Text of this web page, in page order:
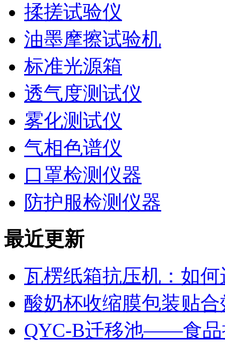
揉搓试验仪
油墨摩擦试验机
标准光源箱
透气度测试仪
雾化测试仪
气相色谱仪
口罩检测仪器
防护服检测仪器
最近更新
瓦楞纸箱抗压机：如
酸奶杯收缩膜包装贴
QYC-B迁移池——食品